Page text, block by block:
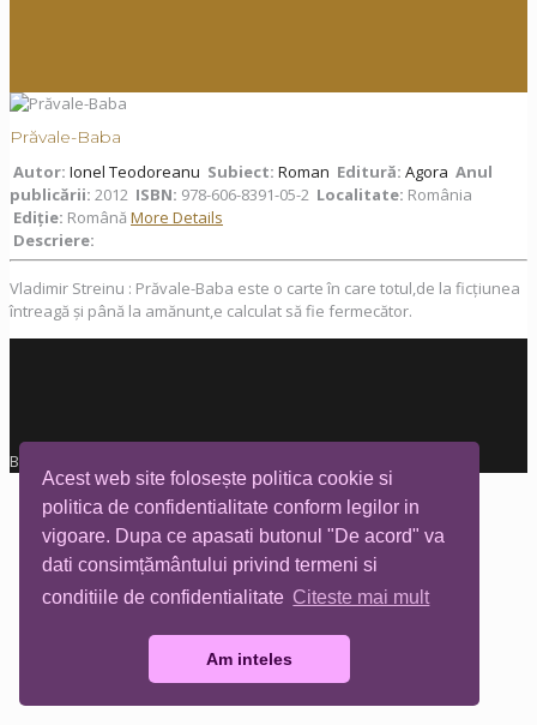
Acest web site folosește politica cookie si
politica de confidentialitate conform legilor in
vigoare. Dupa ce apasati butonul "De acord" va
dati consimțământului privind termeni si
conditiile de confidentialitate Citeste mai mult
Am inteles
Prăvale-Baba
Autor: Ionel Teodoreanu Subiect: Roman Editură: Agora Anul
publicării: 2012 ISBN: 978-606-8391-05-2 Localitate: România
Ediţie: Română More Details
Descriere:
Vladimir Streinu : Prăvale-Baba este o carte în care totul,de la ficțiunea
întreagă și până la amănunt,e calculat să fie fermecător.
Biblioteca Tia Mare © All rights reserved